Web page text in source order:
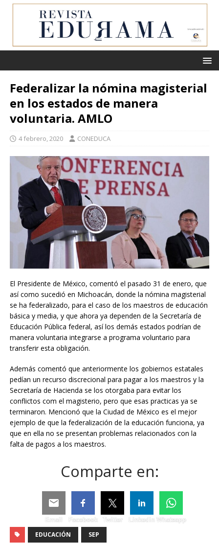
Federalizar la nómina magisterial
en los estados de manera
voluntaria. AMLO
4 febrero, 2020 CONEDUCA
El Presidente de México, comentó el pasado 31 de enero, que
así como sucedió en Michoacán, donde la nómina magisterial
se ha federalizado, para el caso de los maestros de educación
básica y media, y que ahora ya dependen de la Secretaría de
Educación Pública federal, así los demás estados podrían de
manera voluntaria integrarse a programa voluntario para
transferir esta obligación.
Además comentó que anteriormente los gobiernos estatales
pedían un recurso discrecional para pagar a los maestros y la
Secretaría de Hacienda se los otorgaba para evitar los
conflictos com el magisterio, pero que esas practicas ya se
terminaron. Mencionó que la Ciudad de México es el mejor
ejemplo de que la federalización de la educación funciona, ya
que en ella no se presentan problemas relacionados con la
falta de pagos a los maestros.
Comparte en:
Email Facebook Twitter Linkedin Whatsapp
EDUCACIÓN SEP